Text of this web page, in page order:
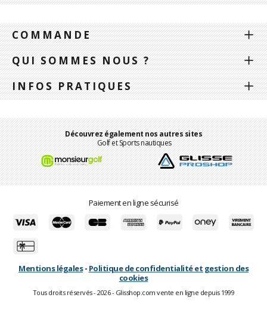
COMMANDE
QUI SOMMES NOUS ?
INFOS PRATIQUES
Découvrez également nos autres sites
Golf et Sports nautiques
Paiement en ligne sécurisé
Mentions légales- Politique de confidentialité et gestion des
cookies
Tous droits réservés - 2026 - Glisshop.com vente en ligne depuis 1999